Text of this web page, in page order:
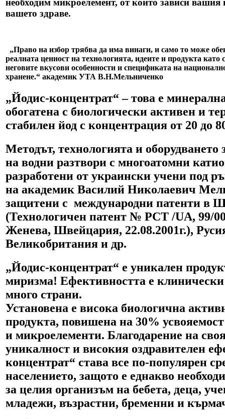
вашето здраве.
„Право на избор трябва да има винаги, и само то може
реалната ценност на технологията, идеите и продукта като
неговите вкусови особенности и спецификата на
хранене.“ академик УТА В.Н.Мельниченко
„Йодис-концентрат“ – това е
обогатена с биологически активен и
стабилен йод c концентрация от 20 до
Методът, технологията и оборудването
на водни разтвори с многоатомни
разработени от украински учени под
на академик Василий Николаевич
защитени с международни патенти в
(Технологичен патент № РСТ /UA,
Женева, Швейцария, 22.08.2001г.),
Великобритания и др.
„Йодис-концентрат“ е уникален
миризма! Ефективността е клинически
много страни.
Установена е висока биологична
продукта, повишена на 30%
и микроелементи. Благодарение на
уникалност и високия оздравителен
концентрат“ става все по-популярен
населението, защото е еднакво
за целия организъм на бебета, деца,
младежи, възрастни, бременни и